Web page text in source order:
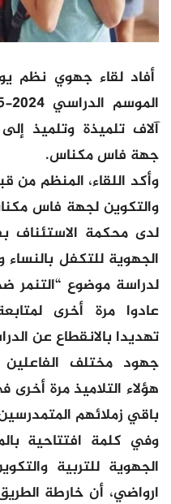
أفاد لقاء جهوي نظم
آلاف تلميذة وتلميذ
جهة فاس مكناس.
وأكد اللقاء، المنظم من
والتكوين لجهة فاس
لدى محكمة الاستئناف
الجهوية للتكفل
لدراسة موضوع “التنمر
عادوا مرة أخرى
تهديدا بالانقطاع عن
جهود مختلف الفاعلين
هؤلاء التلاميذ مرة
باقي زملائهم
وفي كلمة افتتاحية
الجهوية للتربية